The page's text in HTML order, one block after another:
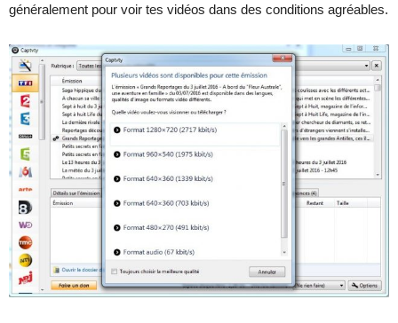
généralement pour voir tes vidéos dans des conditions agréables.